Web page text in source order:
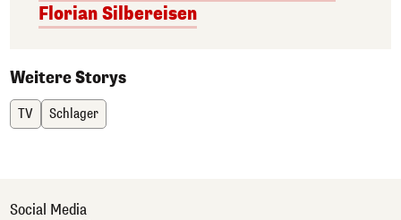
Florian Silbereisen
Weitere Storys
TV Schlager
Social Media